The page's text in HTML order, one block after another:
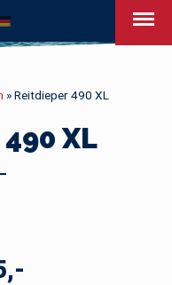
- Uw leven op het
»Reitdieper 490 XL
XL